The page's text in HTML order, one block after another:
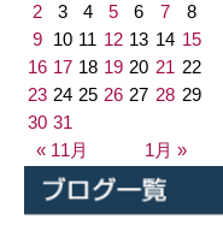
« 11月 1月 »
2
3 4 5 6 7
8
9
10 11 12 13 14 15
16 17 18 19 20 21 22
23 24 25 26 27 28 29
30 31